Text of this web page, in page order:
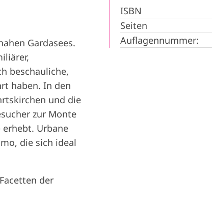
Gardasees.
beschauliche,
haben. In den
und die
zur Monte
Urbane
die sich ideal
der
ISBN
Seiten
Auflagennummer: